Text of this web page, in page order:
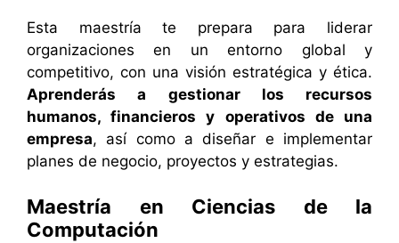
Esta maestría te prepara para liderar
organizaciones en un entorno global y
competitivo, con una visión estratégica y ética.
Aprenderás a gestionar los recursos
humanos, financieros y operativos de una
empresa, así como a diseñar e implementar
planes de negocio, proyectos y estrategias.
Maestría en Ciencias de la
Computación